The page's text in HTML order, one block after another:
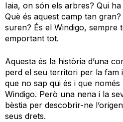
Iaia, on són els arbres? Qui
Què és aquest camp tan
suren? És el Windigo, sempre
emportant tot.
Aquesta és la història d’una
perd el seu territori per la fam
que no sap qui és i que
Windigo. Però una nena i la
bèstia per descobrir-ne
seus drets.